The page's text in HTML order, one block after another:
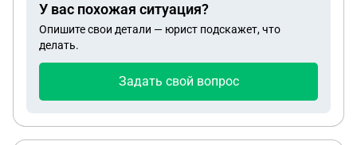
всем жильцам МКД, так как с виновника нечего
взять (неблагополучная малоимущая мать 5
детей). Жильцы с таким решением не согласны.
аргументы в законе привести УК, чтобы донести
взыскивать затраченные средства с виновника
У вас похожая ситуация?
Опишите свои детали — юрист подскажет, что
делать.
Задать свой вопрос